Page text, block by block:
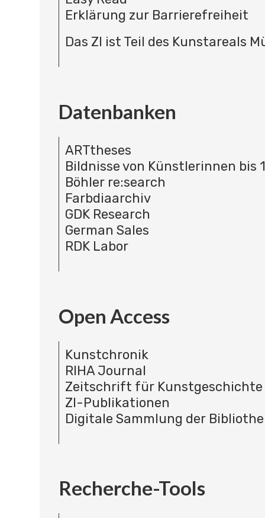
Erklärung zur Barrierefreiheit
Das ZI ist Teil des Kunstareals
Datenbanken
ARTtheses
Bildnisse von Künstlerinnen bis
Böhler re:search
Farbdiaarchiv
GDK Research
German Sales
RDK Labor
Open Access
Kunstchronik
RIHA Journal
Zeitschrift für Kunstgeschichte
ZI-Publikationen
Digitale Sammlung der
Recherche-Tools